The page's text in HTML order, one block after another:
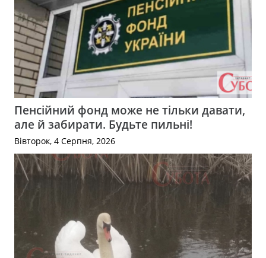
Пенсійний фонд може не тільки давати,
але й забирати. Будьте пильні!
Вівторок, 4 Серпня, 2026